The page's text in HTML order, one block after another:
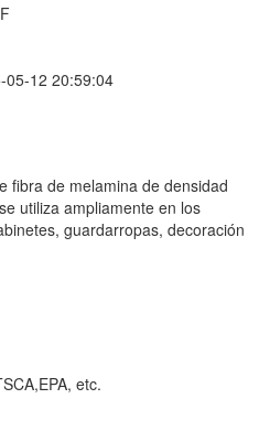
05-12 20:59:04
fibra de melamina de densidad
utiliza ampliamente en los
guardarropas, decoración
etc.